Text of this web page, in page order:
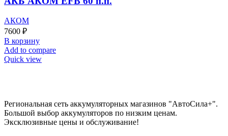
АКОМ
7600 ₽
В корзину
Add to compare
Quick view
Региональная сеть аккумуляторных магазинов "АвтоСила+".
Большой выбор аккумуляторов по низким ценам.
Эксклюзивные цены и обслуживание!